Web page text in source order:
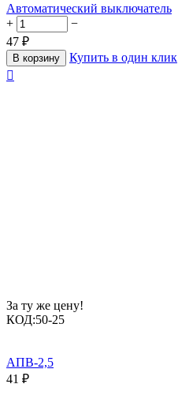
Автоматический выключатель
+
−
47 ₽
В корзину
Купить в один клик

За ту же цену!
КОД:50-25
АПВ-2,5
41 ₽